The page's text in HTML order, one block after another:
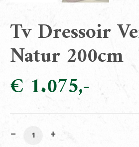
Tv Dressoir
Natur 200cm
€ 1.075
Tv Dressoir Verona Natur 200cm